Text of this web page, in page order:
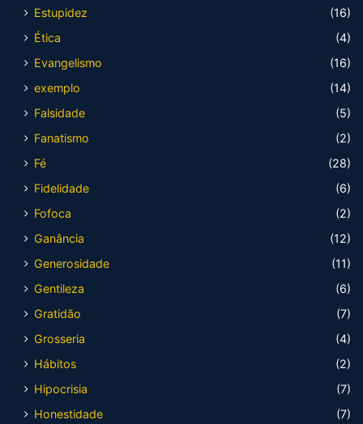
Estupidez
(16)
Ética
(4)
Evangelismo
(16)
exemplo
(14)
Falsidade
(5)
Fanatismo
(2)
Fé
(28)
Fidelidade
(6)
Fofoca
(2)
Ganância
(12)
Generosidade
(11)
Gentileza
(6)
Gratidão
(7)
Grosseria
(4)
Hábitos
(2)
Hipocrisia
(7)
Honestidade
(7)